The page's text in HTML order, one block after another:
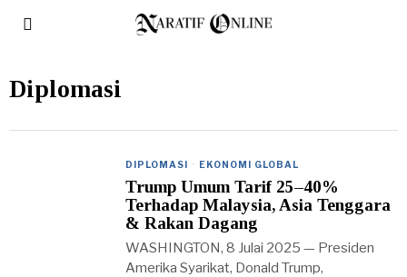
Diplomasi
DIPLOMASI · EKONOMI GLOBAL
Trump Umum Tarif 25–40%
Terhadap Malaysia, Asia Tenggara
& Rakan Dagang
WASHINGTON, 8 Julai 2025 — Presiden
Amerika Syarikat, Donald Trump,